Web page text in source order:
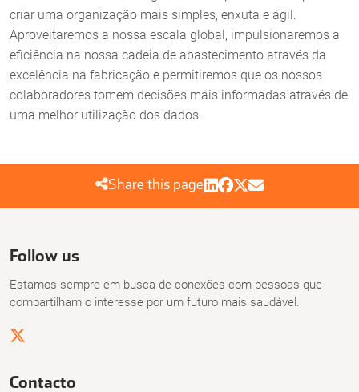
criar uma organização mais simples, enxuta e ágil.
Aproveitaremos a nossa escala global, impulsionaremos a
eficiência na nossa cadeia de abastecimento através da
excelência na fabricação e permitiremos que os nossos
colaboradores tomem decisões mais informadas através de
uma melhor utilização dos dados.
Share this page
Follow us
Estamos sempre em busca de conexões com pessoas que
compartilham o interesse por um futuro mais saudável.
Contacto